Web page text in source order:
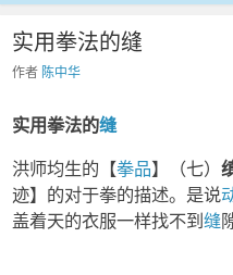
实用拳法的缝
作者 陈中华
实用拳法的缝
洪师均生的【拳品】（七）
迹】的对于拳的描述。是说
盖着天的衣服一样找不到缝